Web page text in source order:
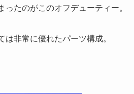
たのがこのオフデューティー。
非常に優れたパーツ構成。